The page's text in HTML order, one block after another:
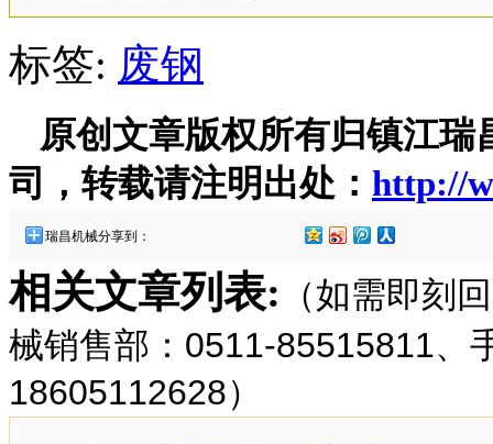
标签: 废钢
原创文章版权所有归镇江瑞
司，转载请注明出处： http://
瑞昌机械分享到：
相关文章列表: （如需即刻
械销售部：0511-85515811、
18605112628）